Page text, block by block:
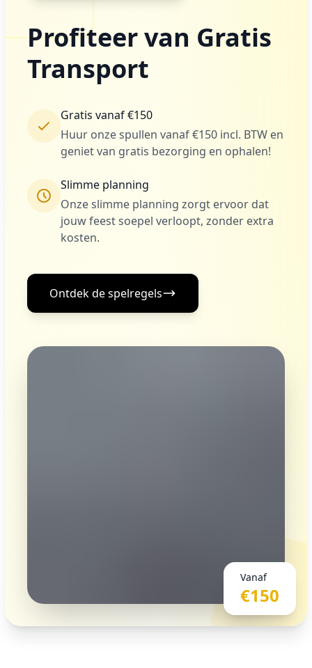
Profiteer van Gratis
Transport
Gratis vanaf €150
Huur onze spullen vanaf €150 incl. BTW en
geniet van gratis bezorging en ophalen!
Slimme planning
Onze slimme planning zorgt ervoor dat
jouw feest soepel verloopt, zonder extra
kosten.
Ontdek de spelregels
Vanaf
€150